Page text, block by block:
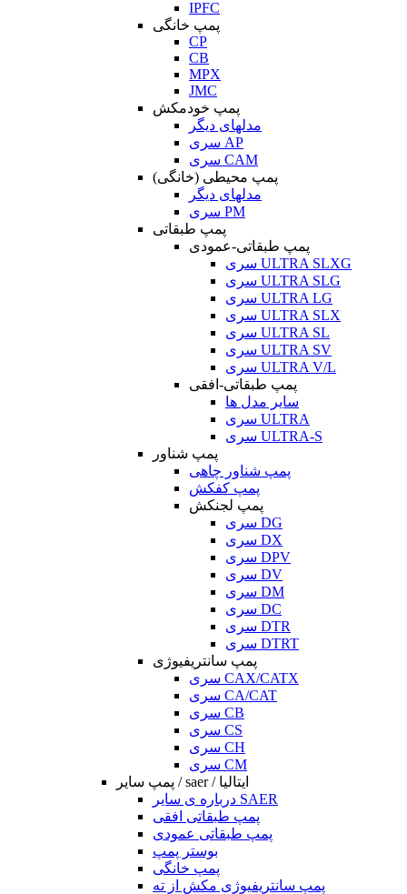
IPFC
پمپ خانگی
CP
CB
MPX
JMC
پمپ خودمکش
مدلهای دیگر
سری AP
سری CAM
پمپ محیطی (خانگی)
مدلهای دیگر
سری PM
پمپ طبقاتی
پمپ طبقاتی-عمودی
سری ULTRA SLXG
سری ULTRA SLG
سری ULTRA LG
سری ULTRA SLX
سری ULTRA SL
سری ULTRA SV
سری ULTRA V/L
پمپ طبقاتی-افقی
سایر مدل ها
سری ULTRA
سری ULTRA-S
پمپ شناور
پمپ شناور چاهی
پمپ کفکش
پمپ لجنکش
سری DG
سری DX
سری DPV
سری DV
سری DM
سری DC
سری DTR
سری DTRT
پمپ سانتریفیوژی
سری CAX/CATX
سری CA/CAT
سری CB
سری CS
سری CH
سری CM
پمپ سایر / saer / ایتالیا
درباره ی سایر SAER
پمپ طبقاتی افقی
پمپ طبقاتی عمودی
بوستر پمپ
پمپ خانگی
پمپ سانتریفیوژی مکش از ته